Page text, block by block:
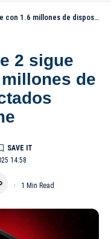
conectados durante el Half Time
2 sigue
de
14:58
1 Min Read